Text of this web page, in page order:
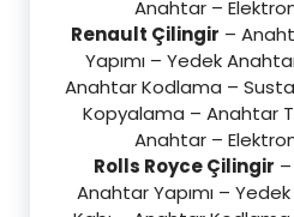
Anahtar –
Renault Çilingir –
Yapımı – Yedek
Anahtar Kodlama –
Kopyalama – Anahtar
Anahtar –
Rolls Royce Çilingir
Anahtar Yapımı –